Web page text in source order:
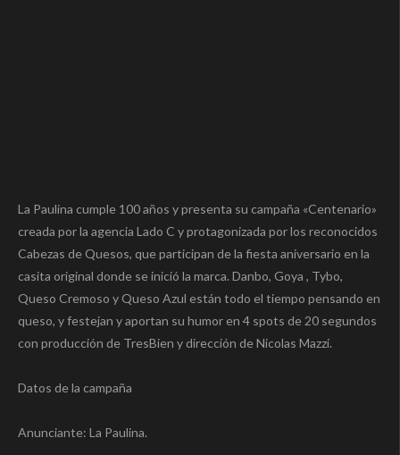
La Paulina cumple 100 años y presenta su campaña «Centenario»
creada por la agencia Lado C y protagonizada por los reconocidos
Cabezas de Quesos, que participan de la fiesta aniversario en la
casita original donde se inició la marca. Danbo, Goya , Tybo,
Queso Cremoso y Queso Azul están todo el tiempo pensando en
queso, y festejan y aportan su humor en 4 spots de 20 segundos
con producción de TresBien y dirección de Nicolas Mazzi.
Datos de la campaña
Anunciante: La Paulina.